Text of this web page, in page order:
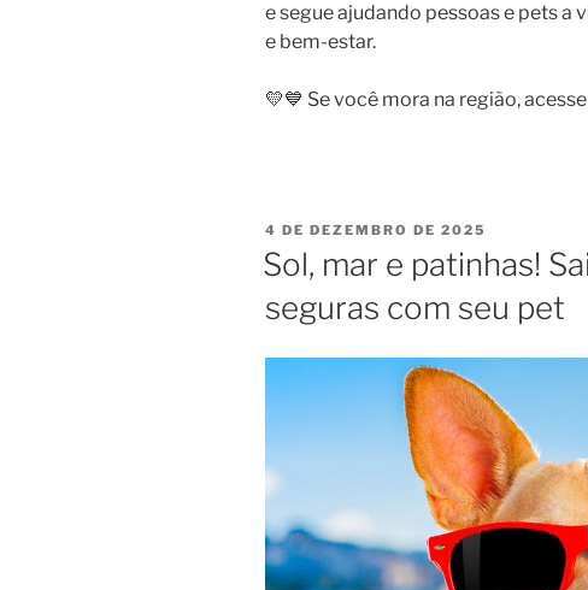
e segue ajudando pessoas e pets
e bem-estar.
💛💙 Se você mora na região,
4 DE DEZEMBRO DE 2025
Sol, mar e patinhas!
seguras com seu pet